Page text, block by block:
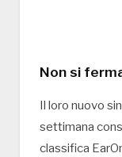
Non si
Il loro nuovo
settimana
classifica